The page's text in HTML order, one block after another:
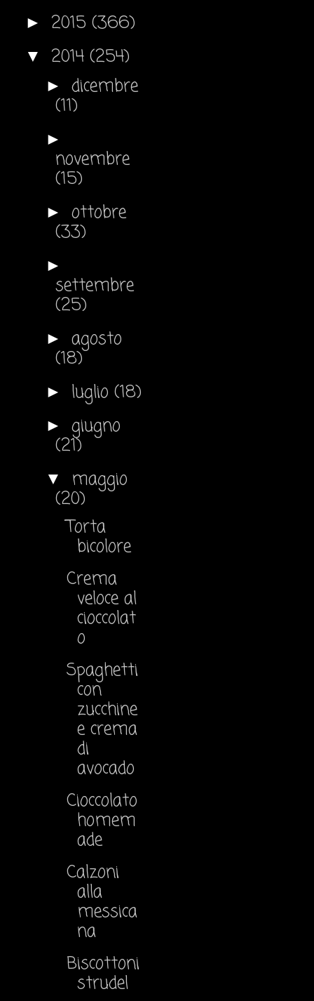
► 2015 (366)
▼ 2014 (254)
► dicembre
(11)
►
novembre
(15)
► ottobre
(33)
►
settembre
(25)
► agosto
(18)
► luglio (18)
► giugno
(21)
▼ maggio
(20)
Torta
bicolore
Crema
veloce al
cioccolat
o
Spaghetti
con
zucchine
e crema
di
avocado
Cioccolato
homem
ade
Calzoni
alla
messica
na
Biscottoni
strudel